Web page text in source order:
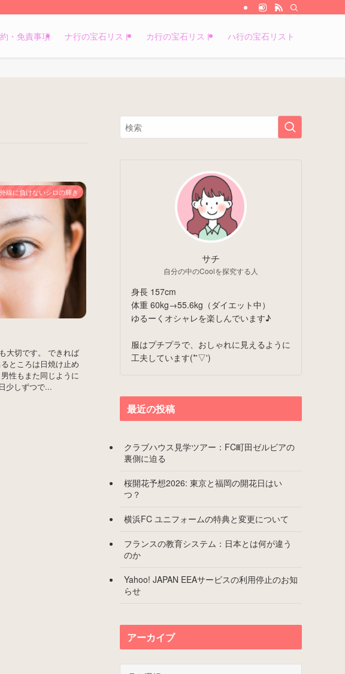
・免責事項 ナ行の宝石リスト カ行の宝石リスト ハ行の宝石リスト
線に負けないシロの輝き
大切です。 できれば
ところは日焼け止め
性もまた同じように
少しずつで...
サチ
自分の中のCoolを探究する人
身長 157cm
体重 60kg→55.6kg（ダイエット中）
ゆるーくオシャレを楽しんでいます♪
服はプチプラで、おしゃれに見えるように
工夫しています(*'▽')
最近の投稿
クラブハウス見学ツアー：FC町田ゼルビアの
裏側に迫る
桜開花予想2026: 東京と福岡の開花日はい
つ？
横浜FC ユニフォームの特典と変更について
フランスの教育システム：日本とは何が違う
のか
Yahoo! JAPAN EEAサービスの利用停止のお知
らせ
アーカイブ